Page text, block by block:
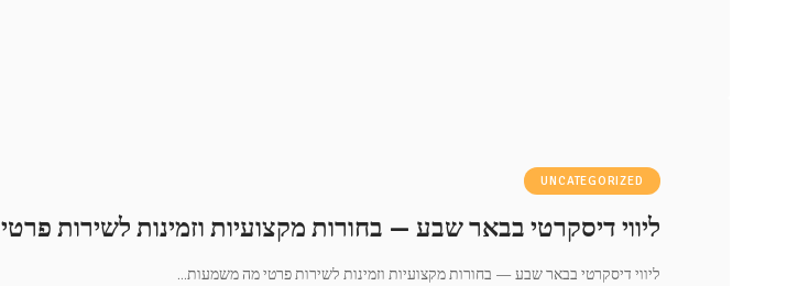
UNCATEGORIZED
ליווי דיסקרטי בבאר שבע — בחורות מקצועיות וזמינות לשירות פרטי
ליווי דיסקרטי בבאר שבע — בחורות מקצועיות וזמינות לשירות פרטי מה משמעות…